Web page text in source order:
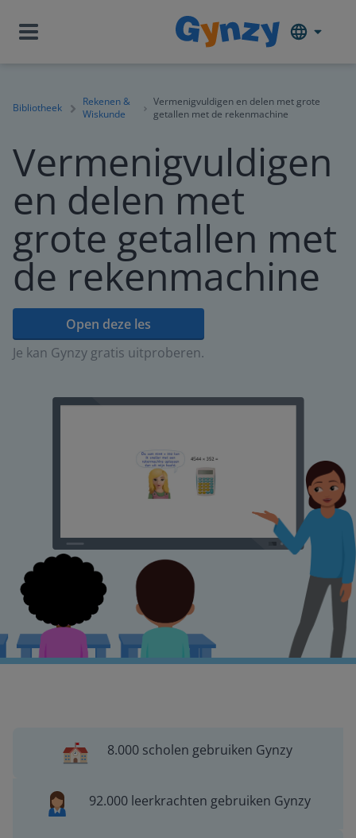
Bibliotheek
Rekenen &
Wiskunde
Vermenigvuldigen en delen met grote
getallen met de rekenmachine
Vermenigvuldigen
en delen met
grote getallen met
de rekenmachine
Open deze les
Je kan Gynzy gratis uitproberen.
8.000 scholen gebruiken Gynzy
92.000 leerkrachten gebruiken Gynzy